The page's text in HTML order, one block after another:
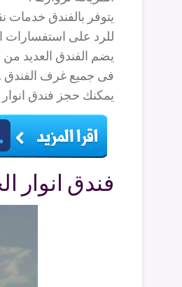
للرد على استفسارات
يضم الفندق العديد
فى جميع غرف الفندق .
يمكنك حجز فندق
فندق انوار